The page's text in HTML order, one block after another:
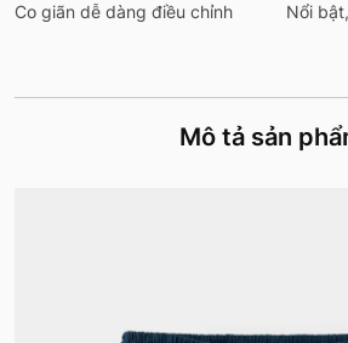
Co giãn dễ dàng điều chỉnh
Nổi
Mô tả sản